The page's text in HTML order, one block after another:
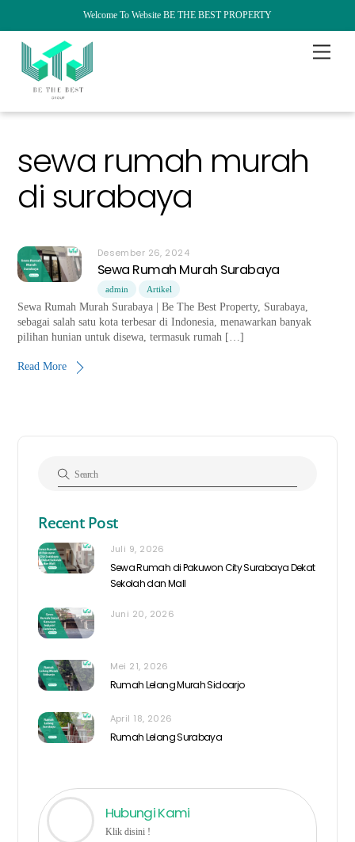
Welcome To Website BE THE BEST PROPERTY
content
Menu
sewa rumah murah
di surabaya
Desember 26, 2024
Sewa Rumah Murah Surabaya
admin Artikel
Sewa Rumah Murah Surabaya | Be The Best Property, Surabaya,
sebagai salah satu kota terbesar di Indonesia, menawarkan banyak
pilihan hunian untuk disewa, termasuk rumah […]
Read More
Recent Post
Juli 9, 2026
Sewa Rumah di Pakuwon City Surabaya Dekat
Sekolah dan Mall
Juni 20, 2026
Mei 21, 2026
Rumah Lelang Murah Sidoarjo
April 18, 2026
Rumah Lelang Surabaya
Hubungi Kami
Klik disini !